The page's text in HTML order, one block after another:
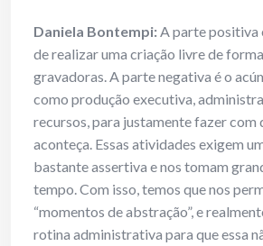
Daniela Bontempi:A parte positiva
de realizar uma criação livre de
gravadoras. A parte negativa é o
como produção executiva,
recursos, para justamente fazer com
aconteça. Essas atividades exigem
bastante assertiva e nos tomam
tempo. Com isso, temos que nos
“momentos de abstração”, e
rotina administrativa para que essa